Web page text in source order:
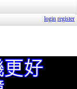
login register